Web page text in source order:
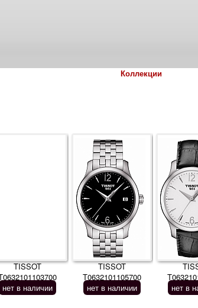
Коллекции
TISSOT
нет в наличии
TISSOT
T0632101105700
нет в наличии
нет в